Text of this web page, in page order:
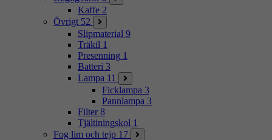
Kaffe 2
Övrigt 52
Slipmaterial 9
Träkil 1
Presenning 1
Batteri 3
Lampa 11
Ficklampa 3
Pannlampa 3
Filter 8
Tjältiningskol 1
Fog lim och tejp 17